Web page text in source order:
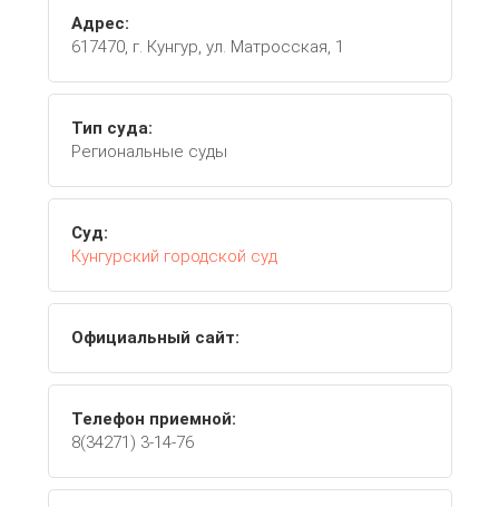
Адрес:
617470, г. Кунгур, ул. Матросская, 1
Тип суда:
Региональные суды
Суд:
Кунгурский городской суд
Официальный сайт:
Телефон приемной:
8(34271) 3-14-76